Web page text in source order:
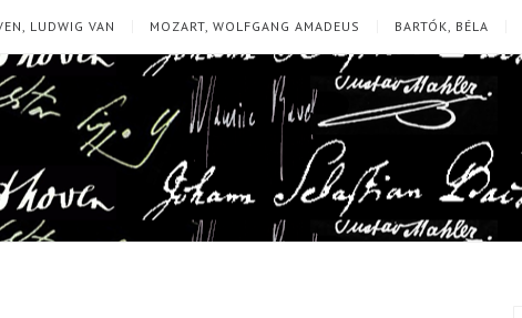
LUDWIG VAN MOZART, WOLFGANG AMADEUS BARTÓK, BÉLA